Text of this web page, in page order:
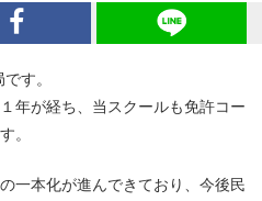
す。
年が経ち、当スクールも免許コー
。
一本化が進んできており、今後民